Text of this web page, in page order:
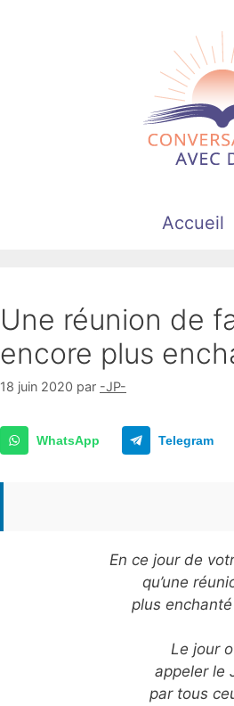
Accueil
Une réunion de
encore plus
18 juin 2020 par -JP-
WhatsApp Telegram
En ce jour de
qu’une
plus
Le jour
appeler le
par tous